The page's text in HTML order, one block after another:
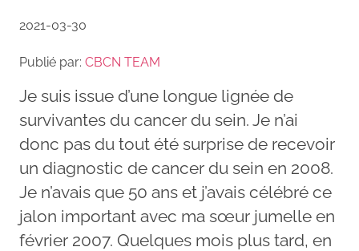
2021-03-30
Publié par: CBCN TEAM
Je suis issue d’une longue lignée de
survivantes du cancer du sein. Je n’ai
donc pas du tout été surprise de recevoir
un diagnostic de cancer du sein en 2008.
Je n’avais que 50 ans et j’avais célébré ce
jalon important avec ma sœur jumelle en
février 2007. Quelques mois plus tard, en